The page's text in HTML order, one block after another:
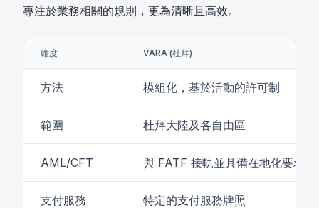
專注於業務相關的規則，更為清晰且高效。
維度 VARA (杜拜)
方法 模組化，基於活動的許可制
範圍 杜拜大陸及各自由區
AML/CFT 與 FATF 接軌並具備在地化要求
支付服務 特定的支付服務牌照